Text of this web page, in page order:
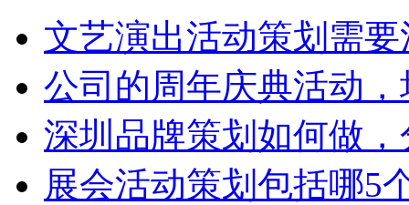
文艺演出活动策划需
公司的周年庆典活动
深圳品牌策划如何做
展会活动策划包括哪5